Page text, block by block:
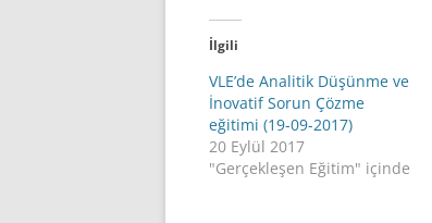
İlgili
VLE’de Analitik Düşünme ve
İnovatif Sorun Çözme
eğitimi (19-09-2017)
20 Eylül 2017
"Gerçekleşen Eğitim" içinde